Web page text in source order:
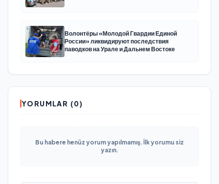
Волонтёры «Молодой Гвардии Единой
России» ликвидируют последствия
паводков на Урале и Дальнем Востоке
YORUMLAR (0)
Bu habere henüz yorum yapılmamış. İlk yorumu siz
yazın.